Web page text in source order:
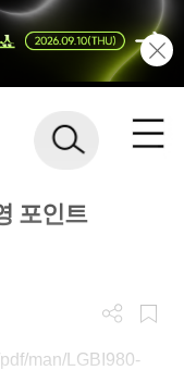
포인트
man/LGBI980-